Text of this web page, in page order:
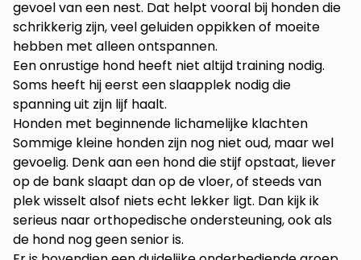
gevoel van een nest. Dat helpt vooral bij honden die
schrikkerig zijn, veel geluiden oppikken of moeite
hebben met alleen ontspannen.
Een onrustige hond heeft niet altijd training nodig.
Soms heeft hij eerst een slaapplek nodig die
spanning uit zijn lijf haalt.
Honden met beginnende lichamelijke klachten
Sommige kleine honden zijn nog niet oud, maar wel
gevoelig. Denk aan een hond die stijf opstaat, liever
op de bank slaapt dan op de vloer, of steeds van
plek wisselt alsof niets echt lekker ligt. Dan kijk ik
serieus naar orthopedische ondersteuning, ook als
de hond nog geen senior is.